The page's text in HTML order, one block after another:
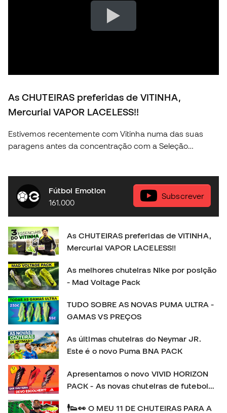
As CHUTEIRAS preferidas de VITINHA,
Mercurial VAPOR LACELESS!!
Estivemos recentemente com Vitinha numa das suas
paragens antes da concentração com a Seleção
seleção. Descobre a nova coleção Nike Football na tua
loja Fútbol Emotion mas perto de ti, ou então na nossa
loja online em 🛒 https://www.futbolemotion.com/pt
#nikefootball #nikemercurial #vitinha
Fútbol Emotion
161.000
Subscrever
As CHUTEIRAS preferidas de VITINHA,
Mercurial VAPOR LACELESS!!
As melhores chuteiras Nike por posição
- Mad Voltage Pack
TUDO SOBRE AS NOVAS PUMA ULTRA -
GAMAS VS PREÇOS
As últimas chuteiras do Neymar JR.
Este é o novo Puma BNA PACK
Apresentamos o novo VIVID HORIZON
PACK - As novas chuteiras de futebol
🕴👟👀 O MEU 11 DE CHUTEIRAS PARA A